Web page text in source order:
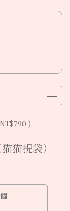
NT$790 )
猫提袋）